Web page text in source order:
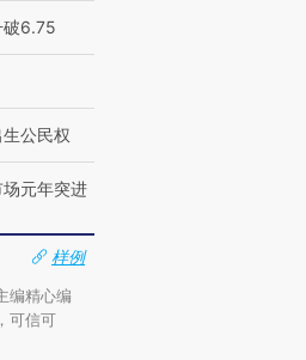
破6.75
公民权
场元年突进
样例
编精心编
可信可